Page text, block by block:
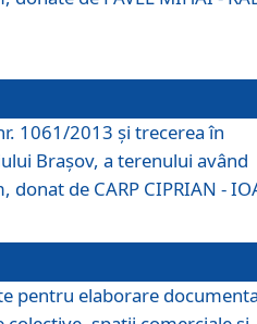
1061/2013 şi trecerea în
Braşov, a terenului având
de CARP CIPRIAN -
pentru elaborare